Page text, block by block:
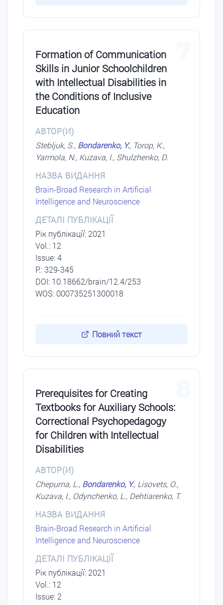
Formation of Communication
Skills in Junior Schoolchildren
with Intellectual Disabilities in
the Conditions of Inclusive
Education
АВТОР(И)
Stebljuk, S., Bondarenko, Y., Torop, K.,
Yarmola, N., Kuzava, I., Shulzhenko, D.
НАЗВА ВИДАННЯ
Brain-Broad Research in Artificial
Intelligence and Neuroscience
ДЕТАЛІ ПУБЛІКАЦІЇ
Рік публікації: 2021
Vol.: 12
Issue: 4
P.: 329-345
DОI: 10.18662/brain/12.4/253
WOS: 000735251300018
Повний текст
Prerequisites for Creating
Textbooks for Auxiliary Schools:
Correctional Psychopedagogy
for Children with Intellectual
Disabilities
АВТОР(И)
Chepurna, L., Bondarenko, Y., Lisovets, O.,
Kuzava, I., Odynchenko, L., Dehtiarenko, T.
НАЗВА ВИДАННЯ
Brain-Broad Research in Artificial
Intelligence and Neuroscience
ДЕТАЛІ ПУБЛІКАЦІЇ
Рік публікації: 2021
Vol.: 12
Issue: 2